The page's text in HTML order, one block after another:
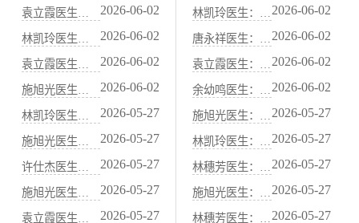
2026-06-02 2026-06-02
2026-06-02 2026-06-02
2026-06-02 2026-06-02
2026-06-02 2026-06-02
2026-05-27 2026-05-27
2026-05-27 2026-05-27
2026-05-27 2026-05-27
2026-05-27 2026-05-27
2026-05-27 2026-05-27